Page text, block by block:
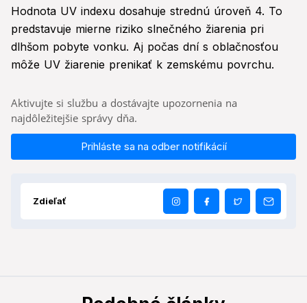
Hodnota UV indexu dosahuje strednú úroveň 4. To
predstavuje mierne riziko slnečného žiarenia pri
dlhšom pobyte vonku. Aj počas dní s oblačnosťou
môže UV žiarenie prenikať k zemskému povrchu.
Aktivujte si službu a dostávajte upozornenia na
najdôležitejšie správy dňa.
Prihláste sa na odber notifikácií
Zdieľať